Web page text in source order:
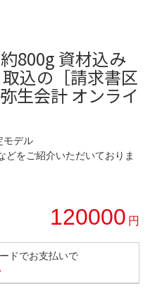
800g 資材込み
込の［請求書区
生会計 オンライ
モデル
どをご紹介いただいておりま
120000 円
ドでお支払いで